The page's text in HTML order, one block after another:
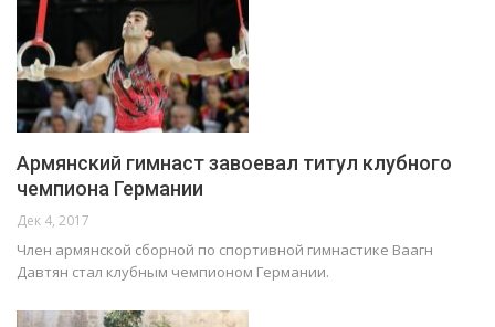
Армянский гимнаст завоевал титул клубного
чемпиона Германии
Дек 4, 2017
Член армянской сборной по спортивной гимнастике Ваагн
Давтян стал клубным чемпионом Германии.